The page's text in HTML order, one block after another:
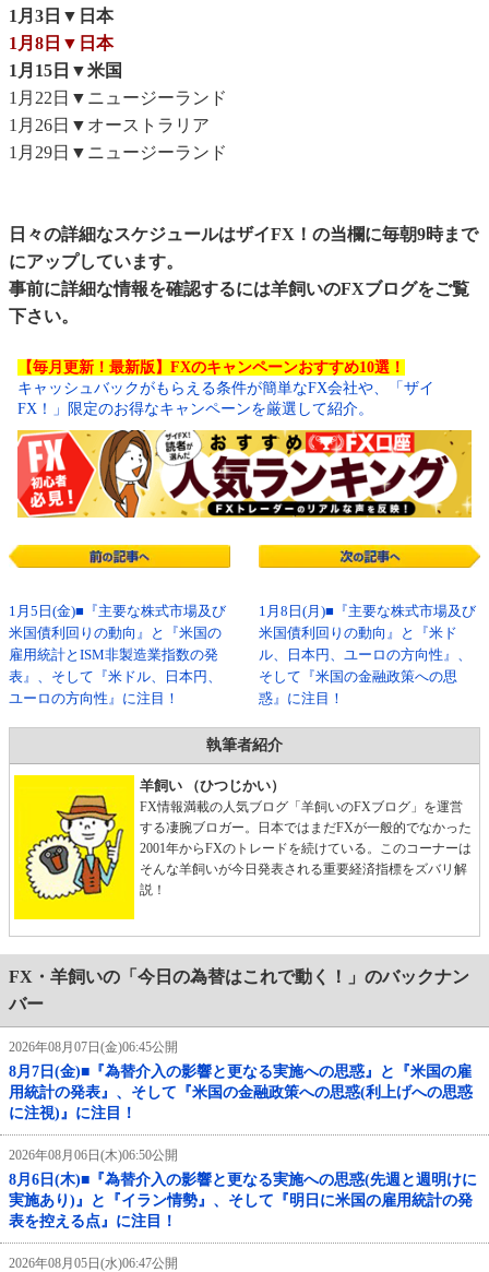
1月3日▼日本
1月8日▼日本
1月15日▼米国
1月22日▼ニュージーランド
1月26日▼オーストラリア
1月29日▼ニュージーランド
日々の詳細なスケジュールはザイFX！の当欄に毎朝9時まで
にアップしています。
事前に詳細な情報を確認するには羊飼いのFXブログをご覧
下さい。
【毎月更新！最新版】FXのキャンペーンおすすめ10選！
キャッシュバックがもらえる条件が簡単なFX会社や、「ザイ
FX！」限定のお得なキャンペーンを厳選して紹介。
1月5日(金)■『主要な株式市場及び
米国債利回りの動向』と『米国の
雇用統計とISM非製造業指数の発
表』、そして『米ドル、日本円、
ユーロの方向性』に注目！
1月8日(月)■『主要な株式市場及び
米国債利回りの動向』と『米ド
ル、日本円、ユーロの方向性』、
そして『米国の金融政策への思
惑』に注目！
執筆者紹介
羊飼い （ひつじかい）
FX情報満載の人気ブログ「羊飼いのFXブログ」を運営
する凄腕ブロガー。日本ではまだFXが一般的でなかった
2001年からFXのトレードを続けている。このコーナーは
そんな羊飼いが今日発表される重要経済指標をズバリ解
説！
FX・羊飼いの「今日の為替はこれで動く！」のバックナン
バー
2026年08月07日(金)06:45公開
8月7日(金)■『為替介入の影響と更なる実施への思惑』と『米国の雇
用統計の発表』、そして『米国の金融政策への思惑(利上げへの思惑
に注視)』に注目！
2026年08月06日(木)06:50公開
8月6日(木)■『為替介入の影響と更なる実施への思惑(先週と週明けに
実施あり)』と『イラン情勢』、そして『明日に米国の雇用統計の発
表を控える点』に注目！
2026年08月05日(水)06:47公開